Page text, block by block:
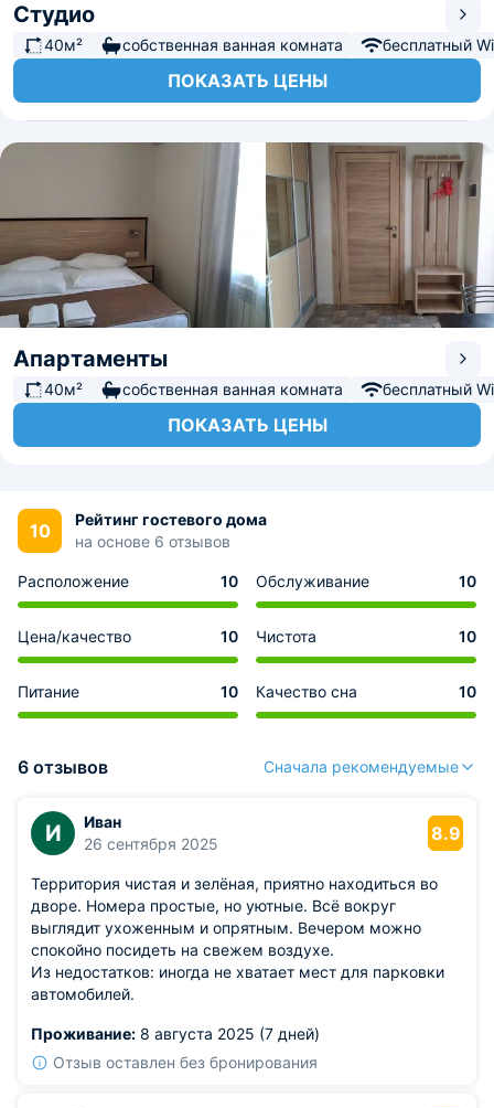
Студио
40м² собственная ванная комната бесплатный
ПОКАЗАТЬ ЦЕНЫ
Апартаменты
40м² собственная ванная комната бесплатный
ПОКАЗАТЬ ЦЕНЫ
10
Рейтинг гостевого дома
на основе 6 отзывов
Расположение 10 Обслуживание 10
Цена/качество 10 Чистота 10
Питание 10 Качество сна 10
6 отзывов Сначала рекомендуемые
И
Иван
26 сентября 2025
8.9
Территория чистая и зелёная, приятно находиться во
дворе. Номера простые, но уютные. Всё вокруг
выглядит ухоженным и опрятным. Вечером можно
спокойно посидеть на свежем воздухе.
Из недостатков: иногда не хватает мест для парковки
автомобилей.
Проживание: 8 августа 2025 (7 дней)
Отзыв оставлен без бронирования